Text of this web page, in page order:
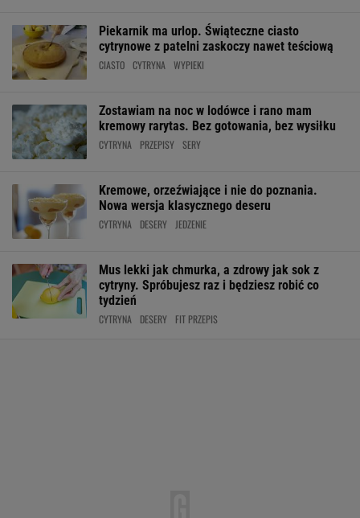
Piekarnik ma urlop. Świąteczne ciasto
cytrynowe z patelni zaskoczy nawet teściową
CIASTO CYTRYNA WYPIEKI
Zostawiam na noc w lodówce i rano mam
kremowy rarytas. Bez gotowania, bez wysiłku
CYTRYNA PRZEPISY SERY
Kremowe, orzeźwiające i nie do poznania.
Nowa wersja klasycznego deseru
CYTRYNA DESERY JEDZENIE
Mus lekki jak chmurka, a zdrowy jak sok z
cytryny. Spróbujesz raz i będziesz robić co
tydzień
CYTRYNA DESERY FIT PRZEPIS